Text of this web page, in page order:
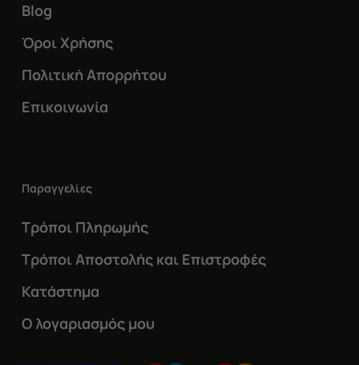
Blog
Όροι Χρήσης
Πολιτική Απορρήτου
Επικοινωνία
Παραγγελίες
Τρόποι Πληρωμής
Τρόποι Αποστολής και Επιστροφές
Κατάστημα
Ο λογαριασμός μου